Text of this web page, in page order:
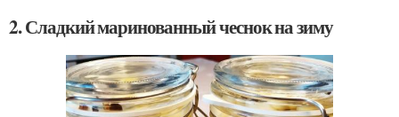
2. Сладкий маринованный чеснок на зиму